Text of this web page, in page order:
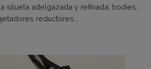
silueta adelgazada y refinada: bodies,
reductores...